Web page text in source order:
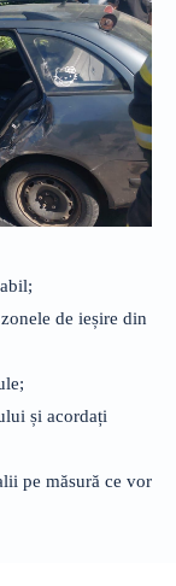
de ieșire din
și acordați
pe măsură ce vor